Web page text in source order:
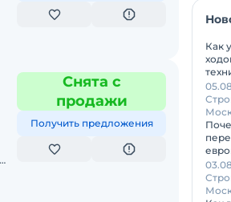
Снята с
продажи
Получить предложения
Как